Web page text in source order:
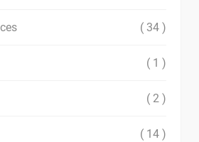
( 34 )
( 1 )
( 2 )
( 14 )